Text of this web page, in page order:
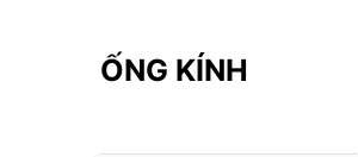
ỐNG KÍNH